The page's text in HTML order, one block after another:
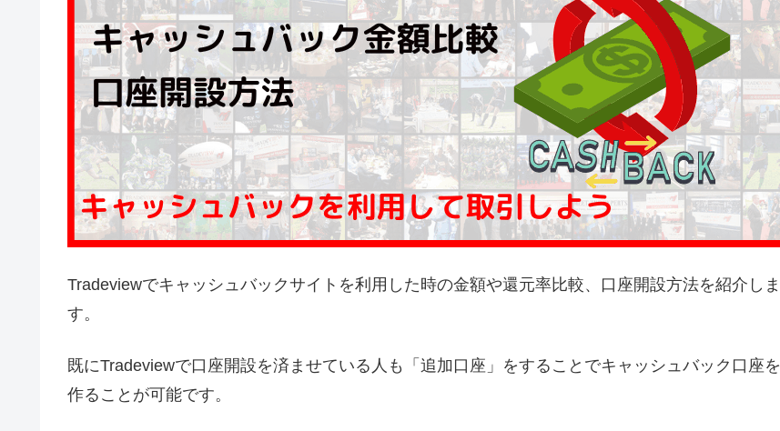
Tradeviewでキャッシュバックサイトを利用した時の金額や還元率比較、口座開設方法を紹介しま
す。
既にTradeviewで口座開設を済ませている人も「追加口座」をすることでキャッシュバック口座を
作ることが可能です。